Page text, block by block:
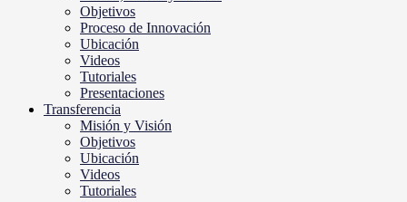
Objetivos
Proceso de Innovación
Ubicación
Videos
Tutoriales
Presentaciones
Transferencia
Misión y Visión
Objetivos
Ubicación
Videos
Tutoriales